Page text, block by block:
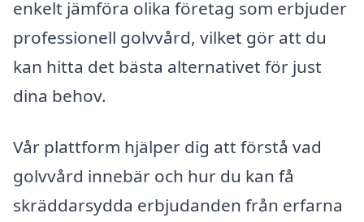
enkelt jämföra olika företag som erbjuder
professionell golvvård, vilket gör att du
kan hitta det bästa alternativet för just
dina behov.
Vår plattform hjälper dig att förstå vad
golvvård innebär och hur du kan få
skräddarsydda erbjudanden från erfarna